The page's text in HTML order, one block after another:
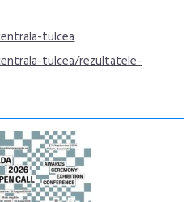
tulcea
tulcea/rezultatele-